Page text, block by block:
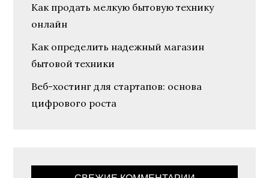
Как продать мелкую бытовую технику
онлайн
Как определить надежный магазин
бытовой техники
Веб-хостинг для стартапов: основа
цифрового роста